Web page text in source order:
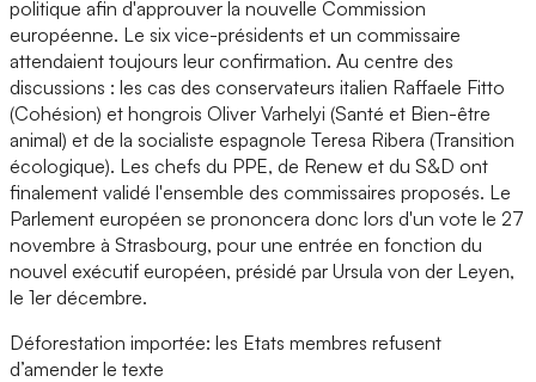
politique afin d'approuver la nouvelle Commission
européenne. Le six vice-présidents et un commissaire
attendaient toujours leur confirmation. Au centre des
discussions : les cas des conservateurs italien Raffaele Fitto
(Cohésion) et hongrois Oliver Varhelyi (Santé et Bien-être
animal) et de la socialiste espagnole Teresa Ribera (Transition
écologique). Les chefs du PPE, de Renew et du S&D ont
finalement validé l'ensemble des commissaires proposés. Le
Parlement européen se prononcera donc lors d'un vote le 27
novembre à Strasbourg, pour une entrée en fonction du
nouvel exécutif européen, présidé par Ursula von der Leyen,
le 1er décembre.
Déforestation importée: les Etats membres refusent
d’amender le texte